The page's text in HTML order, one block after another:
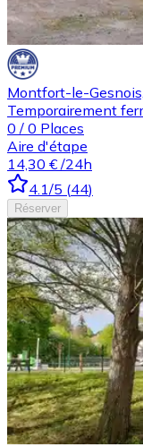
Montfort-le-
Temporairement
0 / 0 Places
Aire d'étape
14,30 € /24h
4.1/5 (44)
Réserver